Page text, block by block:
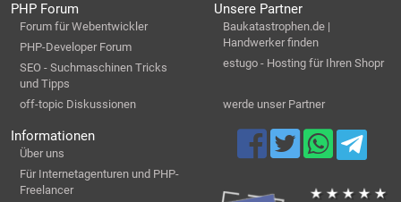
PHP Forum
Forum für Webentwickler
PHP-Developer Forum
SEO - Suchmaschinen Tricks
und Tipps
off-topic Diskussionen
Unsere Partner
Baukatastrophen.de |
Handwerker finden
estugo - Hosting für Ihren Shopr
werde unser Partner
Informationen
Über uns
Für Internetagenturen und PHP-
Freelancer